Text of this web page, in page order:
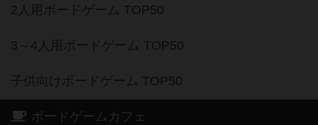
2人用ボードゲーム TOP50
3～4人用ボードゲーム TOP50
子供向けボードゲーム TOP50
ボードゲームカフェ